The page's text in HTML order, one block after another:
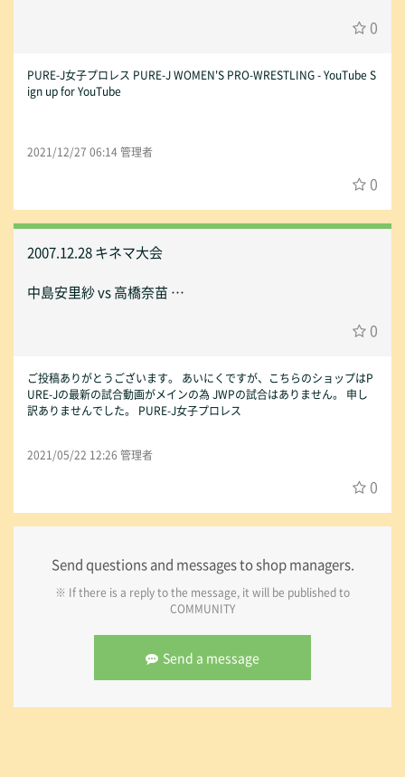
0
PURE-J女子プロレス PURE-J WOMEN'S PRO-WRESTLING - YouTube S
ign up for YouTube
2021/12/27 06:14 管理者
0
2007.12.28 キネマ大会
中島安里紗 vs 高橋奈苗
0
ご投稿ありがとうございます。 あいにくですが、こちらのショップはP
URE-Jの最新の試合動画がメインの為 JWPの試合はありません。 申し
訳ありませんでした。 PURE-J女子プロレス
2021/05/22 12:26 管理者
0
Send questions and messages to shop managers.
※ If there is a reply to the message, it will be published to
COMMUNITY
Send a message